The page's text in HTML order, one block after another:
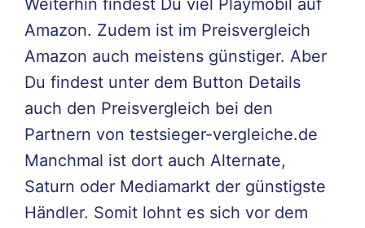
Weiterhin findest Du viel Playmobil auf
Amazon. Zudem ist im Preisvergleich
Amazon auch meistens günstiger. Aber
Du findest unter dem Button Details
auch den Preisvergleich bei den
Partnern von testsieger-vergleiche.de
Manchmal ist dort auch Alternate,
Saturn oder Mediamarkt der günstigste
Händler. Somit lohnt es sich vor dem